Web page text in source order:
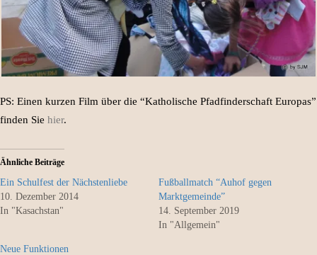
PS: Einen kurzen Film über die “Katholische Pfadfinderschaft Europas”
finden Sie hier.
Ähnliche Beiträge
Ein Schulfest der Nächstenliebe
10. Dezember 2014
In "Kasachstan"
Fußballmatch “Auhof gegen
Marktgemeinde”
14. September 2019
In "Allgemein"
Neue Funktionen